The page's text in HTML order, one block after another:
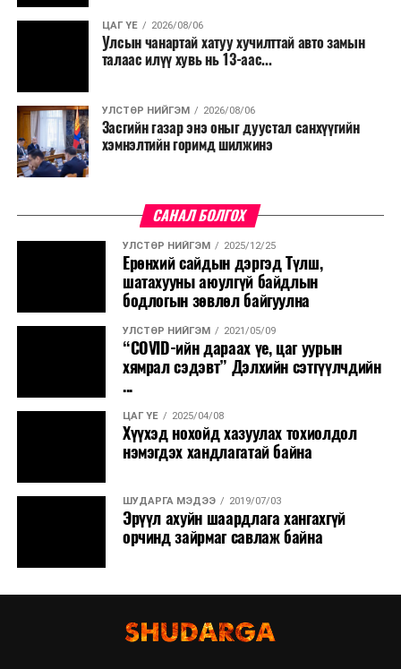
сургалтыг цахим хэлбэрт шилжүүлэх, төрийн албан
хаагчдыг зарим өдрүүдэд цахимаар ажиллуулах арга
хэмжээг үргэлжлүүлэхийг үүрэг болголоо.
Төсвийн сахилга бат сайжирч, эдийн засгийн нөхцөл
байдал хэвийн болсон тохиолдолд эдгээр
хязгаарлалтыг үе шаттайгаар сулруулах юм.
ЦАГ ҮЕ 2026/08/06
Улсын чанартай хатуу хучилттай авто замын
талаас илүү хувь нь 13-аас...
УЛСТӨР НИЙГЭМ 2026/08/06
Засгийн газар энэ оныг дуустал санхүүгийн
хэмнэлтийн горимд шилжинэ
САНАЛ БОЛГОХ
УЛСТӨР НИЙГЭМ 2025/12/25
Ерөнхий сайдын дэргэд Түлш,
шатахууны аюулгүй байдлын
бодлогын зөвлөл байгуулна
УЛСТӨР НИЙГЭМ 2021/05/09
“COVID-ийн дараах үе, цаг уурын
хямрал сэдэвт” Дэлхийн сэтгүүлчдийн
...
ЦАГ ҮЕ 2025/04/08
Хүүхэд нохойд хазуулах тохиолдол
нэмэгдэх хандлагатай байна
ШУДАРГА МЭДЭЭ 2019/07/03
Эрүүл ахуйн шаардлага хангахгүй
орчинд зайрмаг савлаж байна